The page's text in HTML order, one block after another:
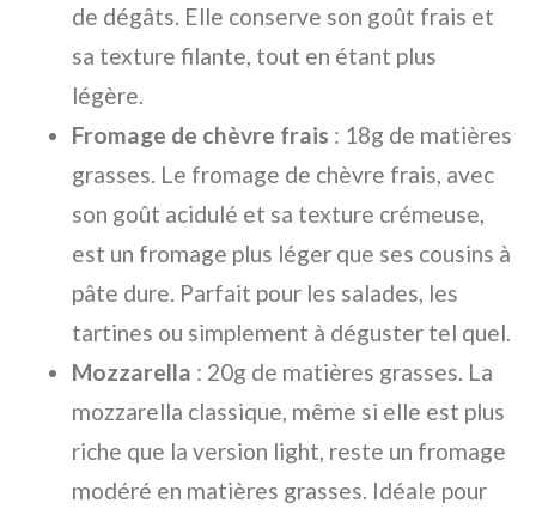
de dégâts. Elle conserve son goût frais et
sa texture filante, tout en étant plus
légère.
Fromage de chèvre frais : 18g de matières
grasses. Le fromage de chèvre frais, avec
son goût acidulé et sa texture crémeuse,
est un fromage plus léger que ses cousins à
pâte dure. Parfait pour les salades, les
tartines ou simplement à déguster tel quel.
Mozzarella : 20g de matières grasses. La
mozzarella classique, même si elle est plus
riche que la version light, reste un fromage
modéré en matières grasses. Idéale pour